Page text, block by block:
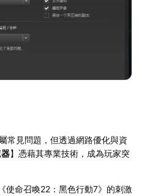
常見問題，但透過網路優化與資
】憑藉其專業技術，成為玩家突
使命召喚22：黑色行動7》的刺激